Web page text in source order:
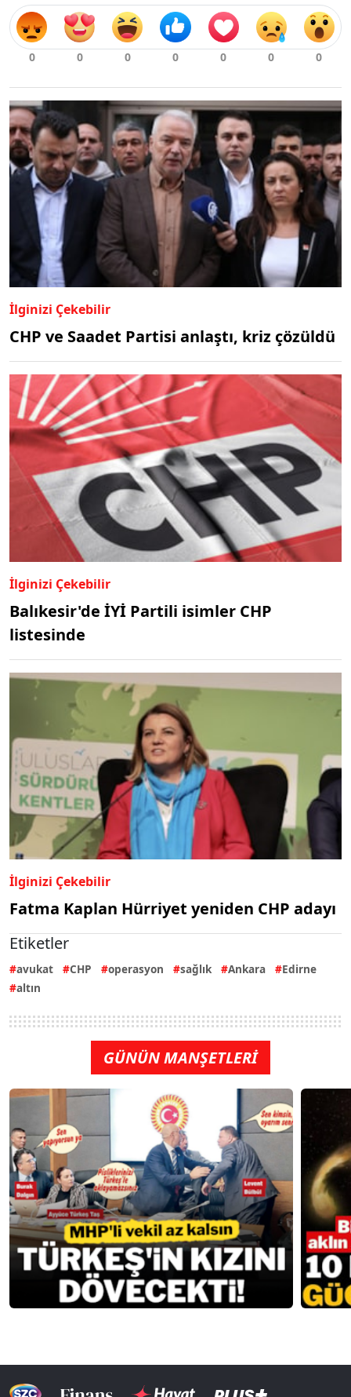
İlginizi Çekebilir
CHP ve Saadet Partisi anlaştı, kriz çözüldü
İlginizi Çekebilir
Balıkesir'de İYİ Partili isimler CHP
listesinde
İlginizi Çekebilir
Fatma Kaplan Hürriyet yeniden CHP adayı
Etiketler
avukat CHP operasyon sağlık Ankara
Edirne
altın
GÜNÜN MANŞETLERİ